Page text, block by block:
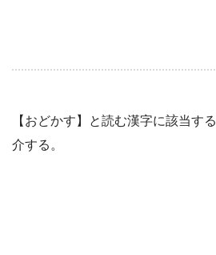
【おどかす】と読む漢字に該当する
介する。